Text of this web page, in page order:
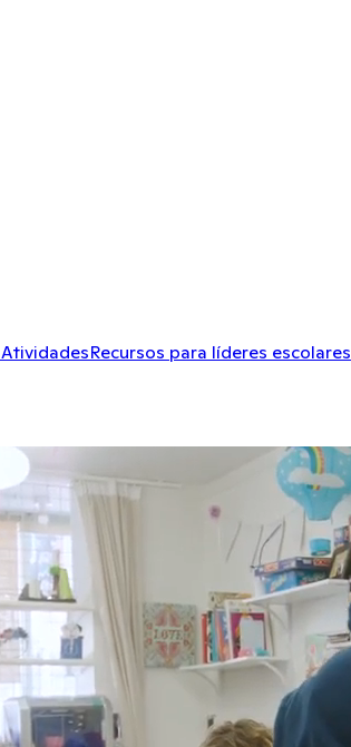
Recursos para líderes escolares